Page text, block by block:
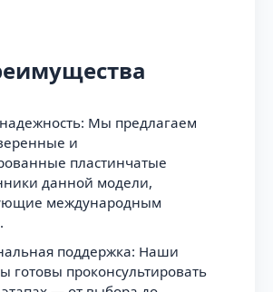
Мы предлагаем
и
пластинчатые
данной модели,
международным
поддержка: Наши
готовы проконсультировать